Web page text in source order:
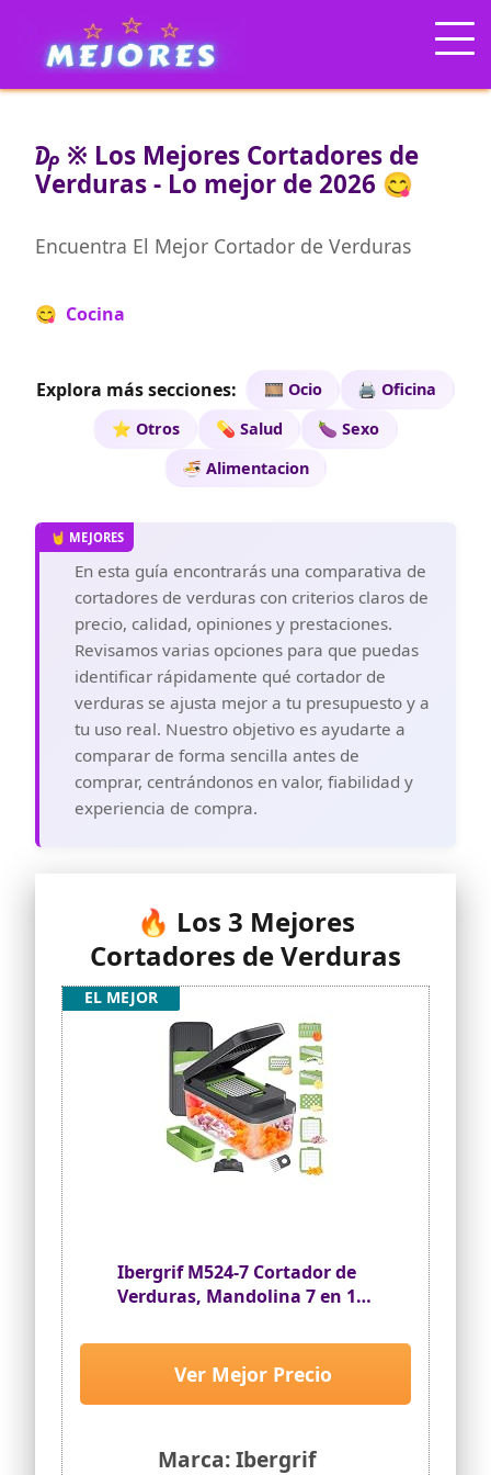
₯ ※ Los Mejores Cortadores de
Verduras - Lo mejor de 2026 😋
Encuentra El Mejor Cortador de Verduras
😋 Cocina
Explora más secciones: 🎞️ Ocio
🖨️ Oficina
⭐ Otros
💊 Salud
🍆 Sexo
🍜 Alimentacion
En esta guía encontrarás una comparativa de
cortadores de verduras con criterios claros de
precio, calidad, opiniones y prestaciones.
Revisamos varias opciones para que puedas
identificar rápidamente qué cortador de
verduras se ajusta mejor a tu presupuesto y a
tu uso real. Nuestro objetivo es ayudarte a
comparar de forma sencilla antes de
comprar, centrándonos en valor, fiabilidad y
experiencia de compra.
🔥 Los 3 Mejores
Cortadores de Verduras
Ibergrif M524-7 Cortador de
Verduras, Mandolina 7 en 1
Marca: Ibergrif
Ver Mejor Precio
EL MEJOR